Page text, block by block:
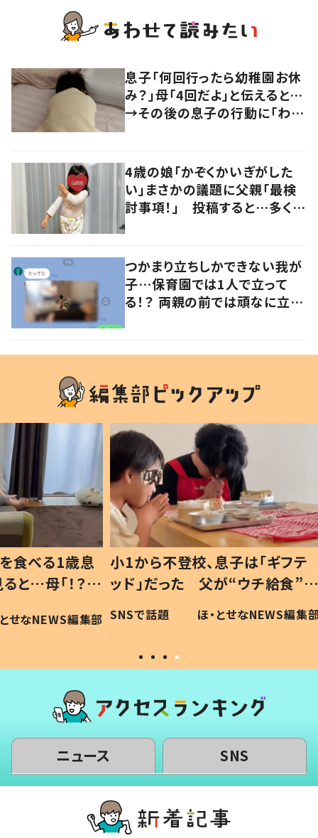
息子「何回行ったら幼稚園お休
み？」母「4回だよ」と伝えると…
→その後の息子の行動に「わか
4歳の娘「かぞくかいぎがした
い」まさかの議題に父親「最検
討事項！」 投稿すると…多くの
つかまり立ちしかできない我が
子…保育園では1人で立って
る！？ 両親の前では頑なに立た
歳息
？」
編集部
小1から不登校、息子は「ギフテ
ッド」だった 父が“ウチ給食”を
作り続ける理由とは #令和の親
#令和の子
SNSで話題 ほ・とせなNEWS編集部
ひ孫
が、抱
「涙
い」
ニュース SNS